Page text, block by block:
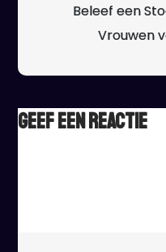
Beleef een
Vrouwen
Geef een reactie